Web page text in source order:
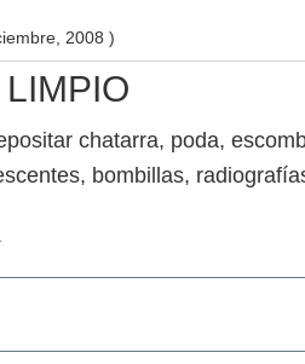
2008 )
chatarra, poda,
bombillas,